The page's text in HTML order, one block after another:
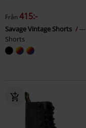
Från415:-
Savage Vintage Shorts
---
Shorts